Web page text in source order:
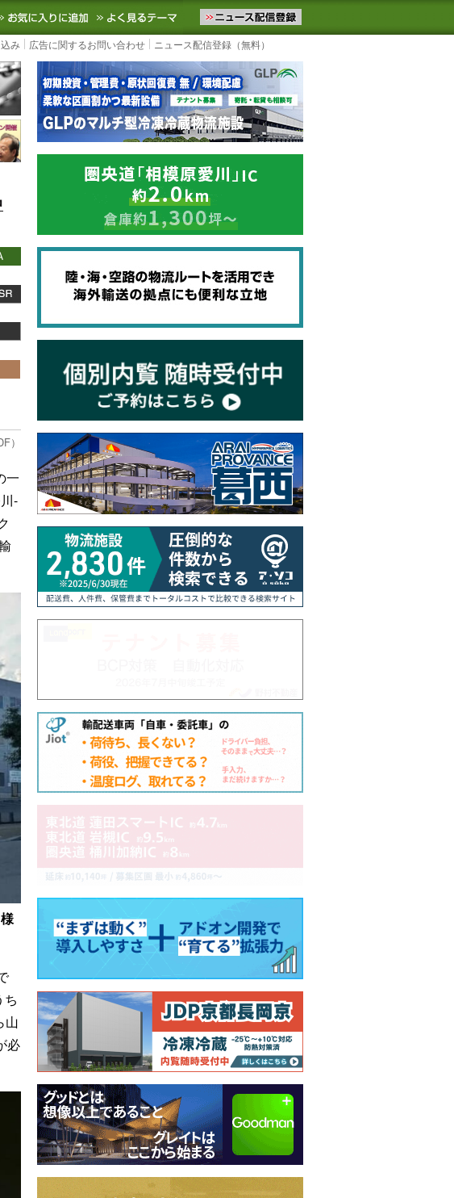
の最新の物流ニュースをお届けします。物流ニュースメール配信を登録す
お気に入りに追加 よく見るテーマ
み 広告に関するお問い合わせ ニュース配信登録（無料）
）
一
-
ち
山
必